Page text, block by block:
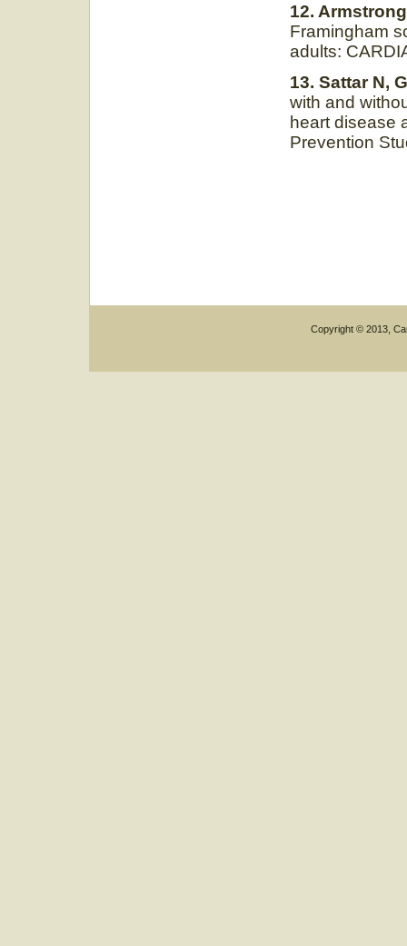
12.
Framingham
adults:
13. Sattar N,
with and
heart disease
Prevention
Copyright © 2013,